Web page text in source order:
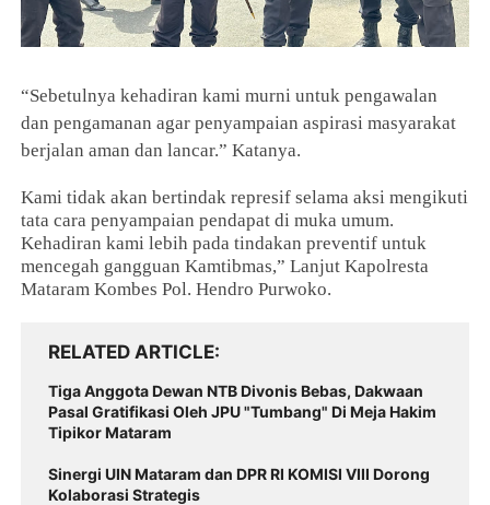
“Sebetulnya kehadiran kami murni untuk pengawalan
dan pengamanan agar penyampaian aspirasi masyarakat
berjalan aman dan lancar.” Katanya.
Kami tidak akan bertindak represif selama aksi mengikuti
tata cara penyampaian pendapat di muka umum.
Kehadiran kami lebih pada tindakan preventif untuk
mencegah gangguan Kamtibmas,” Lanjut Kapolresta
Mataram Kombes Pol. Hendro Purwoko.
RELATED ARTICLE
Tiga Anggota Dewan NTB Divonis Bebas, Dakwaan
Pasal Gratifikasi Oleh JPU "Tumbang" Di Meja Hakim
Tipikor Mataram
Sinergi UIN Mataram dan DPR RI KOMISI VIII Dorong
Kolaborasi Strategis